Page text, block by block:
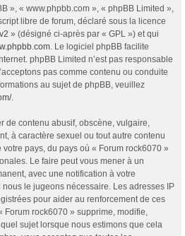
», « www.phpbb.com », « phpBB Limited »,
libre de forum, déclaré sous la licence
» (désigné ci-après par « GPL ») et qui
. Le logiciel phpBB facilite
phpBB Limited n’est pas responsable
pas comme contenu ou conduite
au sujet de phpBB, veuillez
.
de contenu abusif, obscène, vulgaire,
à caractère sexuel ou tout autre contenu
pays, du pays où « Forum rock6070 »
Le faire peut vous mener à un
avec une notification à votre
nous le jugeons nécessaire. Les adresses IP
pour aider au renforcement de ces
rock6070 » supprime, modifie,
sujet lorsque nous estimons que cela